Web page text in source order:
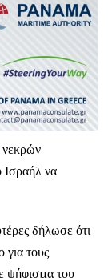
νεκρών
Ισραήλ να
δήλωσε ότι
για τους
ψήφισμα του